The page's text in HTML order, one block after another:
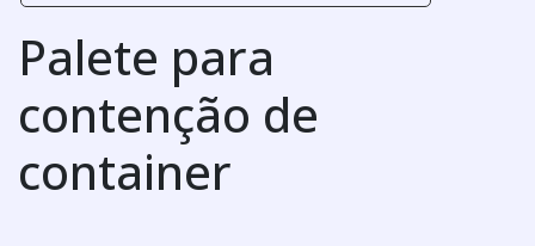
Palete para
contenção de
container